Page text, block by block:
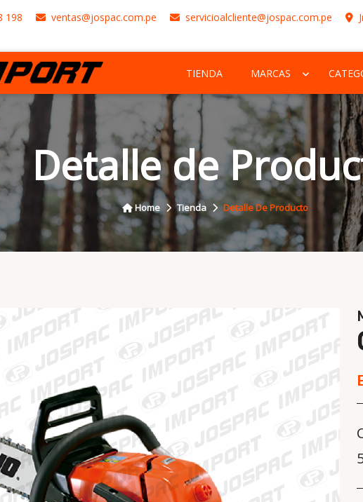
198 ventas@jospac.com.pe servicioalcliente@jospac.com.pe
TIENDA MARCAS
Detalle de
Home Tienda Detalle De Producto